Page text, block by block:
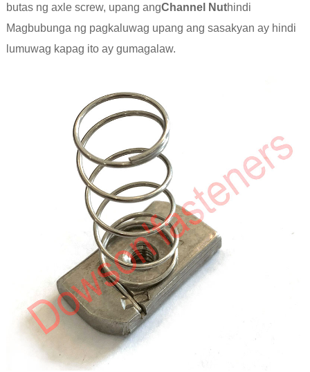
butas ng axle screw, upang angChannel Nuthindi
Magbubunga ng pagkaluwag upang ang sasakyan ay hindi
lumuwag kapag ito ay gumagalaw.